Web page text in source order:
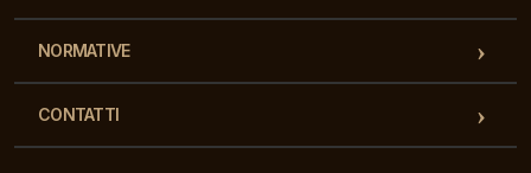
NORMATIVE
CONTATTI